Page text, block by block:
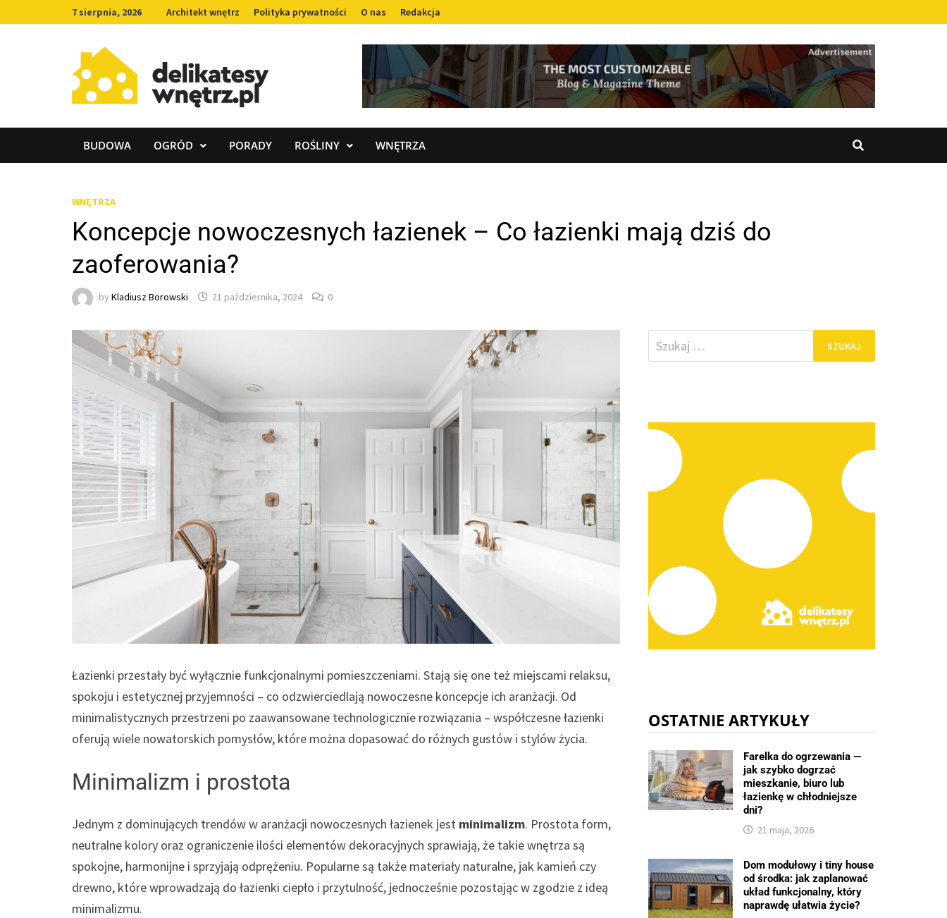
to
7 sierpnia, 2026 Architekt wnętrz Polityka prywatności O nas Redakcja
BUDOWA OGRÓD PORADY ROŚLINY WNĘTRZA
WNĘTRZA
Koncepcje nowoczesnych łazienek – Co łazienki mają dziś do
zaoferowania?
by Kladiusz Borowski 21 października, 2024 0
Łazienki przestały być wyłącznie funkcjonalnymi pomieszczeniami. Stają się one też miejscami relaksu,
spokoju i estetycznej przyjemności – co odzwierciedlają nowoczesne koncepcje ich aranżacji. Od
minimalistycznych przestrzeni po zaawansowane technologicznie rozwiązania – współczesne łazienki
oferują wiele nowatorskich pomysłów, które można dopasować do różnych gustów i stylów życia.
Minimalizm i prostota
Jednym z dominujących trendów w aranżacji nowoczesnych łazienek jest minimalizm. Prostota form,
neutralne kolory oraz ograniczenie ilości elementów dekoracyjnych sprawiają, że takie wnętrza są
spokojne, harmonijne i sprzyjają odprężeniu. Popularne są także materiały naturalne, jak kamień czy
drewno, które wprowadzają do łazienki ciepło i przytulność, jednocześnie pozostając w zgodzie z ideą
minimalizmu.
Szukaj:
OSTATNIE ARTYKUŁY
Farelka do ogrzewania —
jak szybko dogrzać
mieszkanie, biuro lub
łazienkę w chłodniejsze
dni?
21 maja, 2026
Dom modułowy i tiny house
od środka: jak zaplanować
układ funkcjonalny, który
naprawdę ułatwia życie?